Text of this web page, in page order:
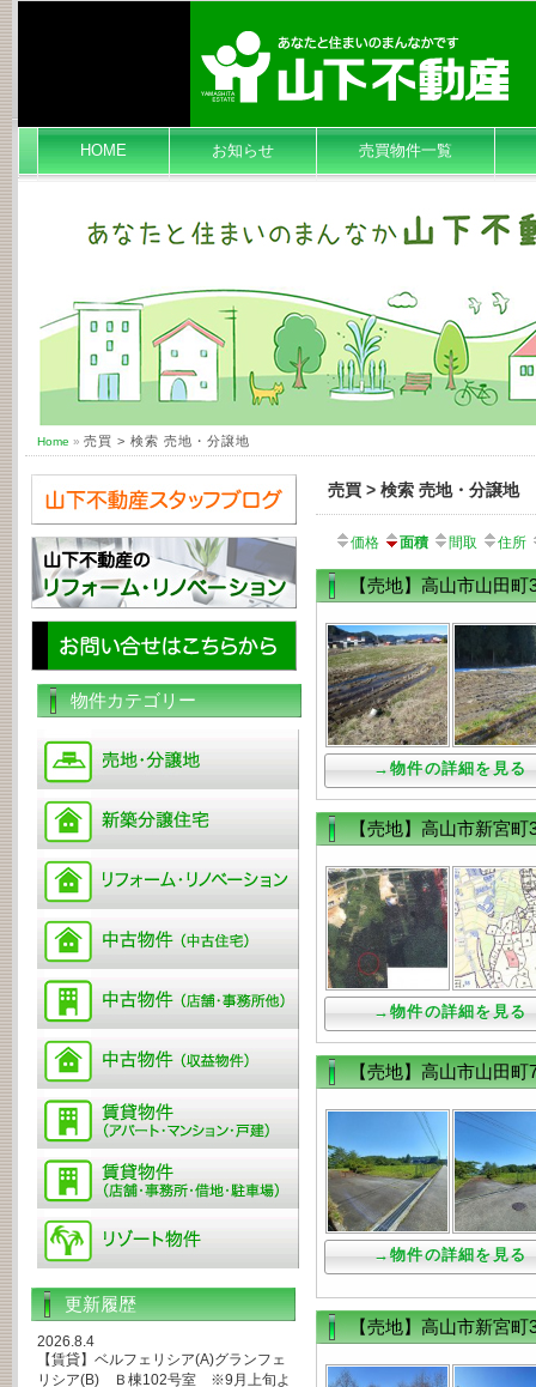
HOME お知らせ 売買物件一覧
Home » 売買 > 検索 売地・分譲地
売買 > 検索 売地・分譲地
価格 面積 間取 住所
【売地】高山市山田
→物件の詳細を見る
【売地】高山市新宮町
→物件の詳細を見る
【売地】高山市山田町
→物件の詳細を見る
【売地】高山市新宮
物件カテゴリー
更新履歴
2026.8.4
【賃貸】ベルフェリシア(A)グランフェ
リシア(B) Ｂ棟102号室 ※9月上旬よ